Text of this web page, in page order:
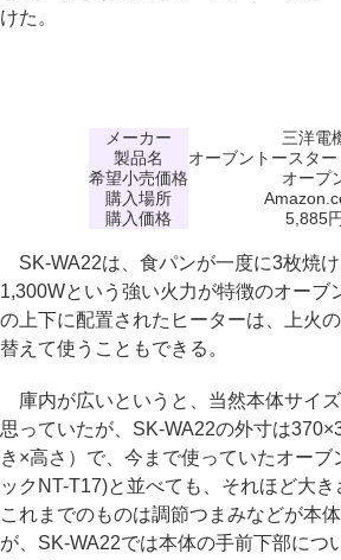
けた。
メーカー
三洋電
製品名
オーブントースター
希望小売価格
オープ
購入場所
購入価格
5,885円
SK-WA22は、食パンが一度に3枚焼け
1,300Wという強い火力が特徴のオーブ
の上下に配置されたヒーターは、上火
替えて使うこともできる。
庫内が広いというと、当然本体サイ
思っていたが、SK-WA22の外寸は
き×高さ）で、今まで使っていたオーブ
ックNT-T17)と並べても、それほど大き
これまでのものは調節つまみなどが本
が、SK-WA22では本体の手前下部につ